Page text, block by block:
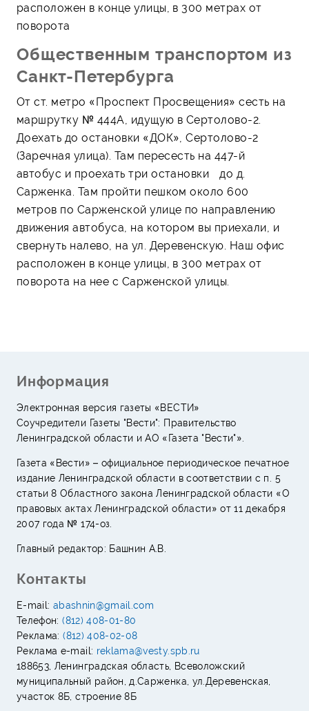
расположен в конце улицы, в 300 метрах от
поворота
Общественным транспортом из
Санкт-Петербурга
От ст. метро «Проспект Просвещения» сесть на
маршрутку № 444А, идущую в Сертолово-2.
Доехать до остановки «ДОК», Сертолово-2
(Заречная улица). Там пересесть на 447-й
автобус и проехать три остановки до д.
Сарженка. Там пройти пешком около 600
метров по Сарженской улице по направлению
движения автобуса, на котором вы приехали, и
свернуть налево, на ул. Деревенскую. Наш офис
расположен в конце улицы, в 300 метрах от
поворота на нее с Сарженской улицы.
Информация
Электронная версия газеты «ВЕСТИ»
Соучредители Газеты "Вести": Правительство
Ленинградской области и АО «Газета "Вести"».
Газета «Вести» – официальное периодическое печатное
издание Ленинградской области в соответствии с п. 5
статьи 8 Областного закона Ленинградской области «О
правовых актах Ленинградской области» от 11 декабря
2007 года № 174-оз.
Главный редактор: Башнин А.В.
Контакты
E-mail: abashnin@gmail.com
Телефон:(812) 408-01-80
Реклама:(812) 408-02-08
Реклама e-mail: reklama@vesty.spb.ru
188653, Ленинградская область, Всеволожский
муниципальный район, д.Сарженка, ул.Деревенская,
участок 8Б, строение 8Б